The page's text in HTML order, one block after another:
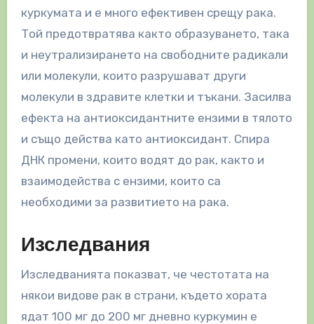
куркумата и е много ефективен срещу рака.
Той предотвратява както образуването, така
и неутрализирането на свободните радикали
или молекули, които разрушават други
молекули в здравите клетки и тъкани. Засилва
ефекта на антиоксидантните ензими в тялото
и също действа като антиоксидант. Спира
ДНК промени, които водят до рак, както и
взаимодейства с ензими, които са
необходими за развитието на рака.
Изследвания
Изследванията показват, че честотата на
някои видове рак в страни, където хората
ядат 100 мг до 200 мг дневно куркумин е